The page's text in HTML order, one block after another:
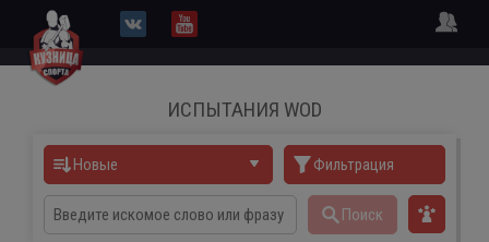
ИСПЫТАНИЯ WOD
Новые Фильтрация
Поиск